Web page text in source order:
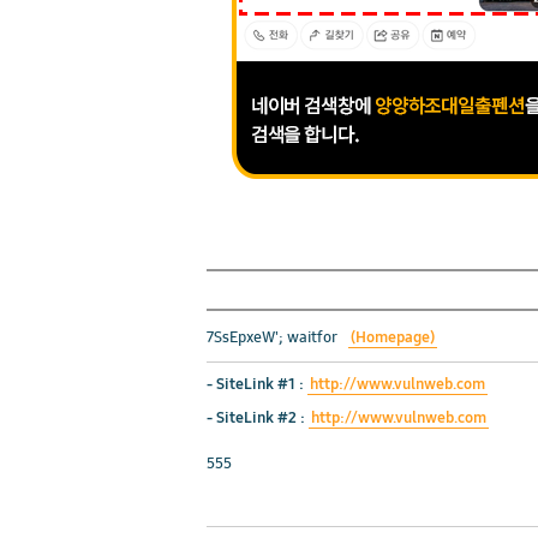
7SsEpxeW'; waitfor (Homepage)
-SiteLink #1 : http://www.vulnweb.com
-SiteLink #2 : http://www.vulnweb.com
555